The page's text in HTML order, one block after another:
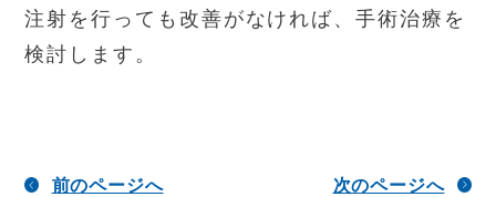
注射を行っても改善がなければ、手術治療を
検討します。
前のページへ 次のページへ